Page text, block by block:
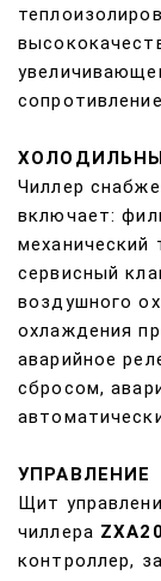
Чиллер
включает:
механический
сервисный
воздушного
охлаждения
аварийное
сбросом,
УПРАВЛЕНИЕ
Щит
чиллера
контроллер,